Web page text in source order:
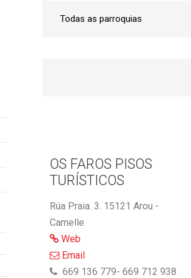
OS FAROS PISOS
TURÍSTICOS
Rúa Praia. 3. 15121 Arou -
Camelle
Web
Email
669 136 779- 669 712 938